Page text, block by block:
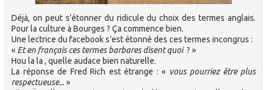
Déjà, on peut s’étonner du ridicule du choix des termes anglais.
Pour la culture à Bourges ? Ça commence bien.
Une lectrice du facebook s’est étonné des ces termes incongrus :
« Et en français ces termes barbares disent quoi ? »
Hou la la , quelle audace bien naturelle.
La réponse de Fred Rich est étrange : « vous pourriez être plus
respectueuse... »